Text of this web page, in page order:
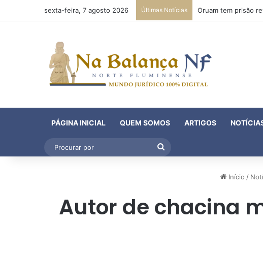
sexta-feira, 7 agosto 2026 Últimas Notícias
PÁGINA INICIAL QUEM SOMOS ARTIGOS
Início /
Autor de chacina